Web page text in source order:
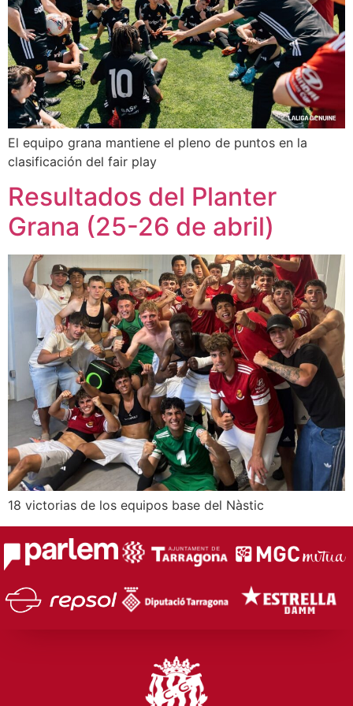
El equipo grana mantiene el pleno de puntos en la
clasificación del fair play
Resultados del Planter
Grana (25-26 de abril)
18 victorias de los equipos base del Nàstic